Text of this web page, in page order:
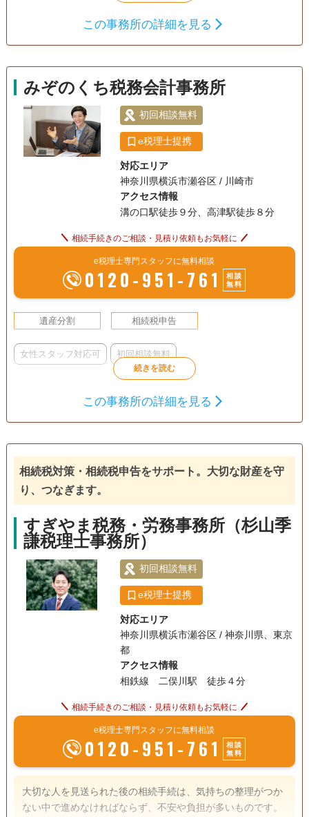
対策や遺産分割のご相談まで、責任感と誠実さをもって対応
遺産分割
戸籍収集
電話相談可 土日相談可 初回相談無料
事務所面談可
この事務所の詳細を見る
みぞのくち税務会計事務所
初回相談無料
e税理士提携
対応エリア
神奈川県横浜市瀬谷区 / 川崎市
アクセス情報
溝の口駅徒歩９分、高津駅徒歩８分
相続手続きのご相談・見積り依頼もお気軽に
e税理士専門スタッフに無料相談
0120-951-761
相談
無料
遺産分割 相続税申告
女性スタッフ対応可 初回相談無料
この事務所の詳細を見る
相続税対策・相続税申告をサポート。大切な財産を守
り、つなぎます。
すぎやま税務・労務事務所（杉山季
謙税理士事務所）
初回相談無料
e税理士提携
対応エリア
神奈川県横浜市瀬谷区 / 神奈川県、東京
都
アクセス情報
相鉄線 二俣川駅 徒歩４分
相続手続きのご相談・見積り依頼もお気軽に
e税理士専門スタッフに無料相談
0120-951-761
相談
無料
大切な人を見送られた後の相続手続は、気持ちの整理がつか
ない中で進めなければならず、不安や負担が多いものです。